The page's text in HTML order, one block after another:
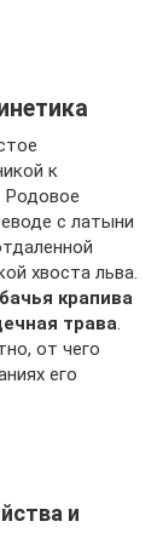
к
Родовое
с латыни
хвоста льва.
крапива
трава.
от чего
его
и